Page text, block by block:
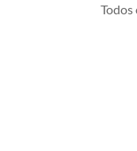
Todos